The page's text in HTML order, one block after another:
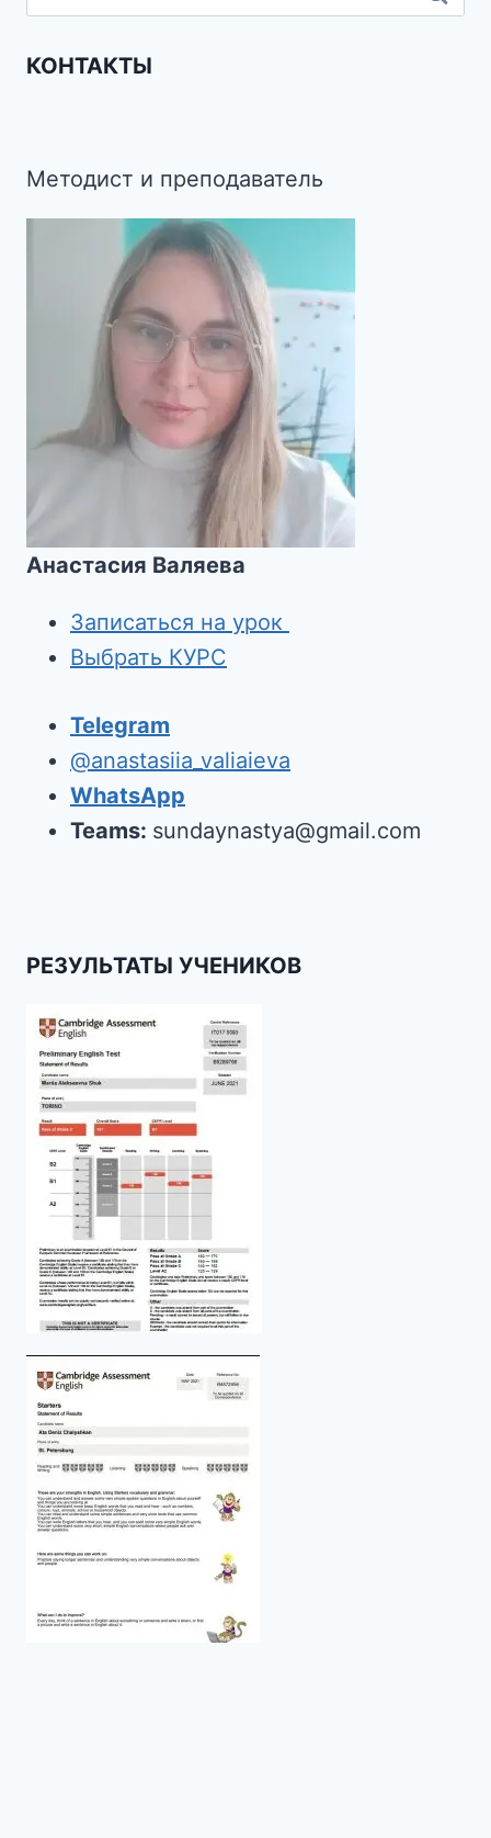
КОНТАКТЫ
Методист и преподаватель
Анастасия Валяева
Записаться на урок
Выбрать КУРС
Telegram
@anastasiia_valiaieva
WhatsApp
Teams: sundaynastya@gmail.com
РЕЗУЛЬТАТЫ УЧЕНИКОВ